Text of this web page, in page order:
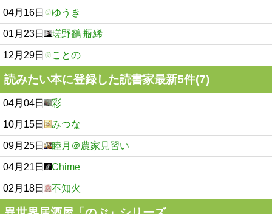
04月16日 ゆうき
01月23日 瑳野鷭 瓶絺
12月29日 ことの
読みたい本に登録した読書家最新5件(7)
04月04日 彩
10月15日 みつな
09月25日 睦月＠農家見習い
04月21日 Chime
02月18日 不知火